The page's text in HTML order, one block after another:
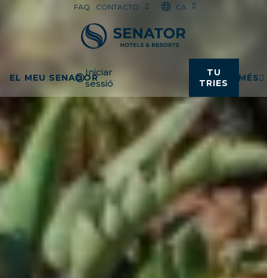
FAQ CONTACTO CA
EL MEU SENADORIniciar
sessió
TU
TRIES
MÉS